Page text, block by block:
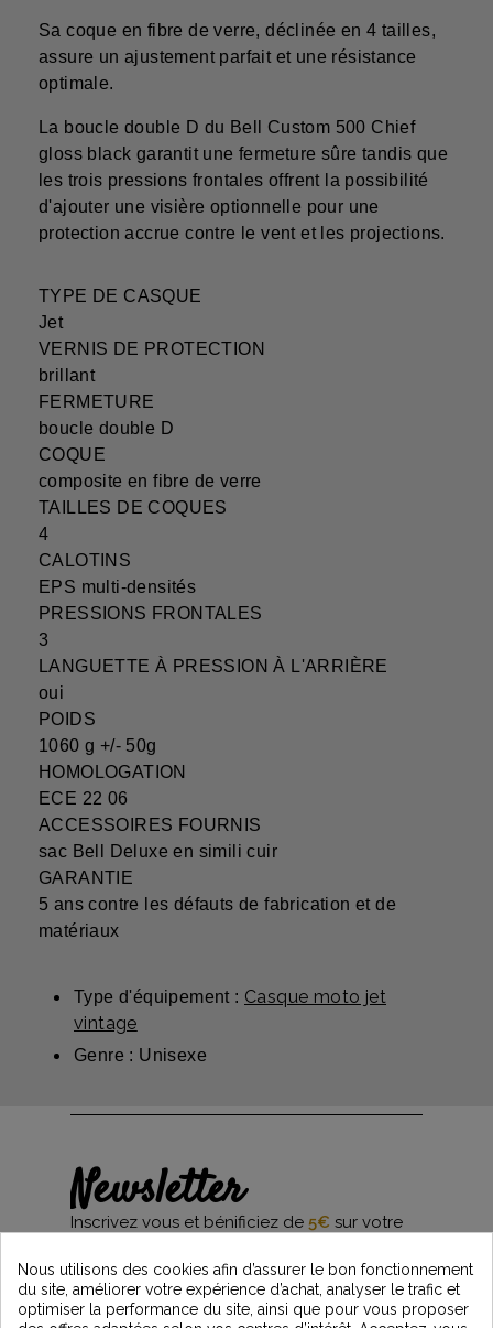
Sa coque en fibre de verre, déclinée en 4 tailles,
assure un ajustement parfait et une résistance
optimale.
La boucle double D du Bell Custom 500 Chief
gloss black garantit une fermeture sûre tandis que
les trois pressions frontales offrent la possibilité
d'ajouter une visière optionnelle pour une
protection accrue contre le vent et les projections.
TYPE DE CASQUE
Jet
VERNIS DE PROTECTION
brillant
FERMETURE
boucle double D
COQUE
composite en fibre de verre
TAILLES DE COQUES
4
CALOTINS
EPS multi-densités
PRESSIONS FRONTALES
3
LANGUETTE À PRESSION À L'ARRIÈRE
oui
POIDS
1060 g +/- 50g
HOMOLOGATION
ECE 22 06
ACCESSOIRES FOURNIS
sac Bell Deluxe en simili cuir
GARANTIE
5 ans contre les défauts de fabrication et de
matériaux
Type d'équipement : Casque moto jet
vintage
Genre : Unisexe
Newsletter
Inscrivez vous et bénificiez de 5€ sur votre
et restez informés des dernières nouveautés
Vintage Motors
Nous utilisons des cookies afin d’assurer le bon fonctionnement
du site, améliorer votre expérience d’achat, analyser le trafic et
optimiser la performance du site, ainsi que pour vous proposer